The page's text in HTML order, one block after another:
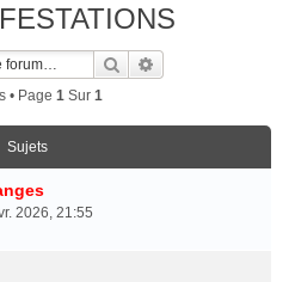
Rechercher
• Page 1 Sur 1
Sujets
2026, 21:55